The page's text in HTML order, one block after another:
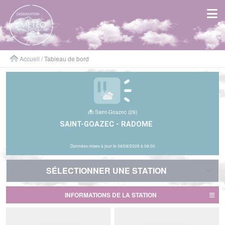
Accueil / Tableau de bord
Saint-Goazec (29)
SAINT-GOAZEC - RADOME
Données mises à jour le 08/08/2026 à 08:00
SÉLECTIONNER UNE STATION
SÉLECTIONNER UNE STATION
INFORMATIONS DE LA STATION
Panneau de gestion des cookies